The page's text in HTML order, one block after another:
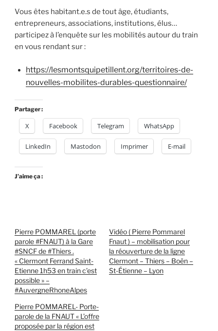
Vous êtes habitant.e.s de tout âge, étudiants,
entrepreneurs, associations, institutions, élus…
participez à l’enquête sur les mobilités autour du train
en vous rendant sur :
https://lesmontsquipetillent.org/territoires-de-
nouvelles-mobilites-durables-questionnaire/
Partager :
X Facebook Telegram WhatsApp
LinkedIn Mastodon Imprimer E-mail
J’aime ça :
Pierre POMMAREL (porte
parole #FNAUT) à la Gare
#SNCF de #Thiers .
« Clermont Ferrand Saint-
Etienne 1h53 en train c’est
possible » –
#AuvergneRhoneAlpes
Vidéo ( Pierre Pommarel
Fnaut ) – mobilisation pour
la réouverture de la ligne
Clermont – Thiers – Boën –
St-Étienne – Lyon
Pierre POMMAREL- Porte-
parole de la FNAUT « L’offre
proposée par la région est